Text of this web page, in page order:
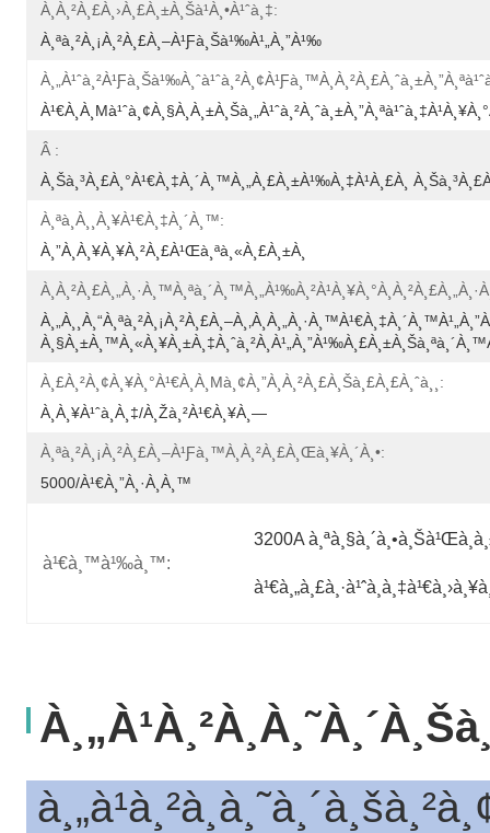
À¸à¸²à¸£à¸›à¸£à¸±à¸šà¹à¸•à¹ˆà¸‡:
À¸ªà¸²à¸¡à¸²à¸£à¸–À¹ƒà¸Šà¹‰à¹„à¸”à¹‰
Â :
À¸Šà¸³à¸£à¸°à¹€à¸‡à¸´à¸™à¸„à¸£à¸±à¹‰à¸‡à¹à¸£à¸
À¸ªà¸à¸¸à¸¥à¹€à¸‡à¸´à¸™:
À¸”à¸­à¸¥à¸¥à¸²à¸£à¹Œà¸ªà¸«à¸£à¸±à¸
À¸£à¸²à¸¢à¸¥à¸°à¹€à¸­à¸µà¸¢à¸”à¸à¸²à¸£à¸šà¸£à¸£à¸ˆà¸¸:
À¸à¸¥à¹ˆà¸­à¸‡/à¸žà¸²à¹€à¸¥à¸—
À¸ªà¸²à¸¡à¸²à¸£à¸–À¹ƒà¸™à¸à¸²à¸£à¸œà¸¥à¸´à¸•:
5000/à¹€à¸”à¸·à¸­à¸™
à¹€à¸™à¹‰à¸™:
3200A